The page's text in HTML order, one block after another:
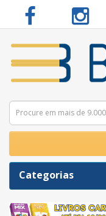
Categorias